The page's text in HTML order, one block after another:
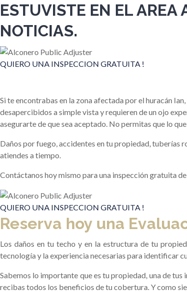
ESTUVISTE EN EL AREA
NOTICIAS.
QUIERO UNA INSPECCION GRATUITA !
Si te encontrabas en la zona afectada por el huracán
desapercibidos a simple vista y requieren de un ojo
asegurarte de que sea aceptado. No permitas que lo
Daños por fuego, accidentes en tu propiedad, tuberías
atiendes a tiempo.
Contáctanos hoy mismo para una inspección gratuita
QUIERO UNA INSPECCION GRATUITA !
Reserva hoy una
Los daños en tu techo y en la estructura de tu
tecnología y la experiencia necesarias para identificar
Sabemos lo importante que es tu propiedad, una de
recibas todos los beneficios de tu cobertura. Y como